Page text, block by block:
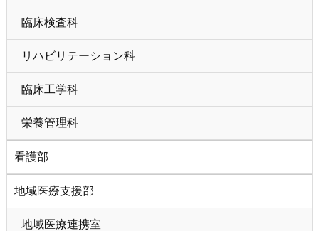
臨床検査科
リハビリテーション科
臨床工学科
栄養管理科
看護部
地域医療支援部
地域医療連携室